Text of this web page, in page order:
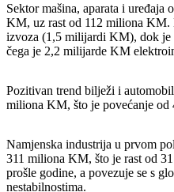
Sektor mašina, aparata i
KM, uz rast od 112 miliona
izvoza (1,5 milijardi KM), dok
čega je 2,2 milijarde KM
Pozitivan trend bilježi i
miliona KM, što je povećanje
Namjenska industrija u prvom
311 miliona KM, što je rast od
prošle godine, a povezuje se s
nestabilnostima.